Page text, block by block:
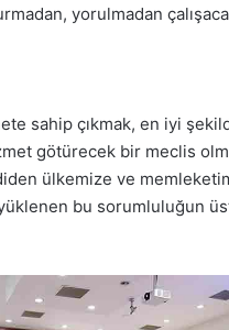
yorulmadan
sahip çıkmak, en iyi
götürecek bir meclis
ülkemize ve
bu sorumluluğun